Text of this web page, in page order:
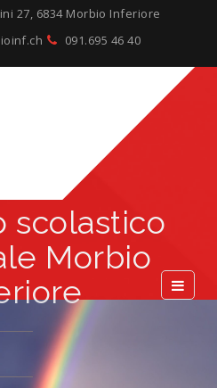
27, 6834 Morbio Inferiore
091.695 46 40
Morbio